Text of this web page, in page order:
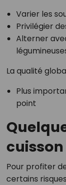
Varier les
Privilégier
Alterner
La qualité
Plus
point
Pour profiter
certains